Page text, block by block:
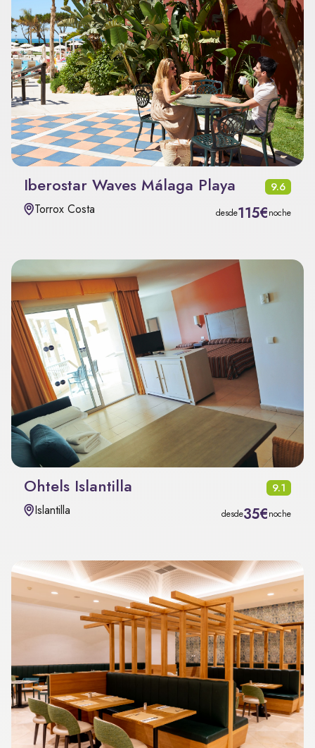
Iberostar Waves Málaga Playa 9.6
Torrox Costa desde115€noche
Ohtels Islantilla 9.1
Islantilla desde35€noche